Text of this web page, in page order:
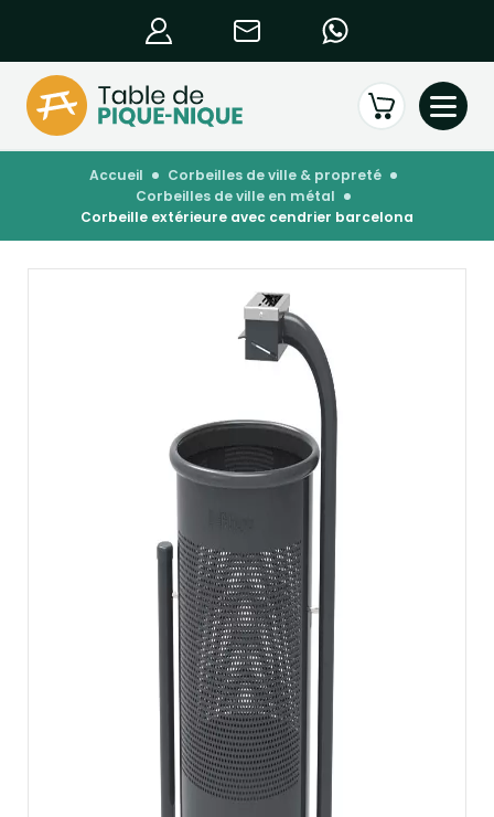
accueil
corbeilles de ville & propreté
corbeilles de ville en métal
corbeille extérieure avec cendrier barcelona